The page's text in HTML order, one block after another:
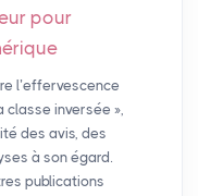
pour
l’effervescence
classe inversée »,
des avis, des
à son égard.
publications